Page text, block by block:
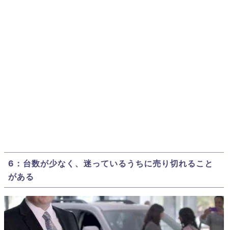
6：台数が少なく、迷っているうちに売り切れること
がある